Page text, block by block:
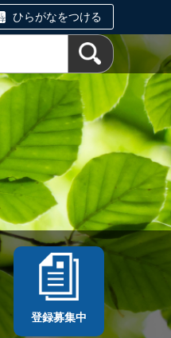
ひらがなをつける
登録募集中